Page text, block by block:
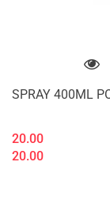
SPRAY 400ML
20.00
20.00